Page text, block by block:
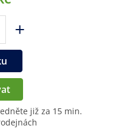
+
již za 15 min.